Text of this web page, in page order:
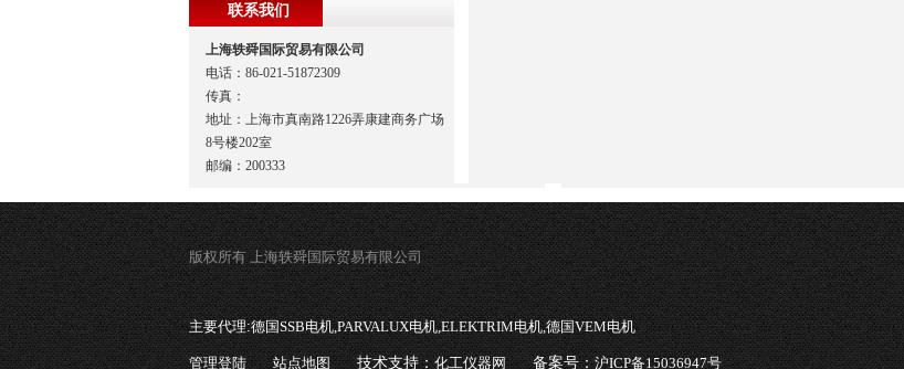
联系我们
上海轶舜国际贸易有限公司
电话：86-021-51872309
传真：
地址：上海市真南路1226弄康建商务广场
8号楼202室
邮编：200333
版权所有 上海轶舜国际贸易有限公司
主要代理:德国SSB电机,PARVALUX电机,ELEKTRIM电机,德国VEM电机
管理登陆 站点地图 技术支持：化工仪器网 备案号：沪ICP备15036947号